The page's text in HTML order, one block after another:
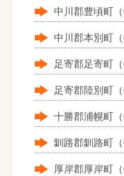
中川郡豊頃町（
中川郡本別町（
足寄郡足寄町（
足寄郡陸別町（
十勝郡浦幌町（
釧路郡釧路町（
厚岸郡厚岸町（